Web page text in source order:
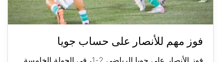
فوز مهم للأنصار على حساب جويا
فوز الأنصار على جويا الرياضي 2-1، في الجولة الخامسة